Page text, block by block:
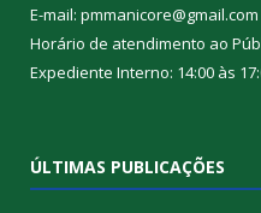
E-mail: pmmanicore@gmail.com
Horário de atendimento ao
Expediente Interno: 14:00 às
ÚLTIMAS PUBLICAÇÕES